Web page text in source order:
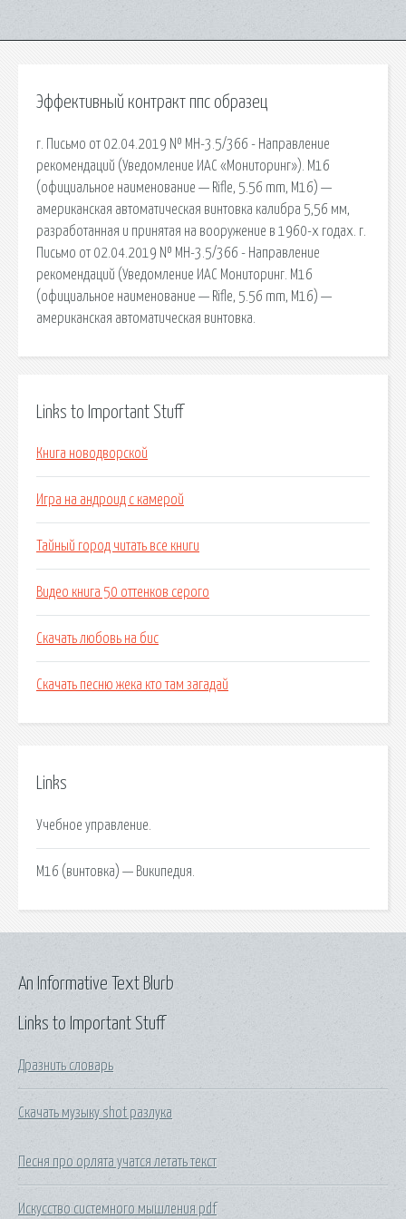
Эффективный контракт ппс образец
г. Письмо от 02.04.2019 № МН-3.5/366 - Направление
рекомендаций (Уведомление ИАС «Мониторинг»). M16
(официальное наименование — Rifle, 5.56 mm, M16) —
американская автоматическая винтовка калибра 5,56 мм,
разработанная и принятая на вооружение в 1960-х годах. г.
Письмо от 02.04.2019 № МН-3.5/366 - Направление
рекомендаций (Уведомление ИАС Мониторинг. M16
(официальное наименование — Rifle, 5.56 mm, M16) —
американская автоматическая винтовка.
Links to Important Stuff
Книга новодворской
Игра на андроид с камерой
Тайный город читать все книги
Видео книга 50 оттенков серого
Скачать любовь на бис
Скачать песню жека кто там загадай
Links
Учебное управление.
M16 (винтовка) — Википедия.
Links to Important Stuff
Дразнить словарь
Скачать музыку shot разлука
Песня про орлята учатся летать текст
Искусство системного мышления pdf
An Informative Text Blurb